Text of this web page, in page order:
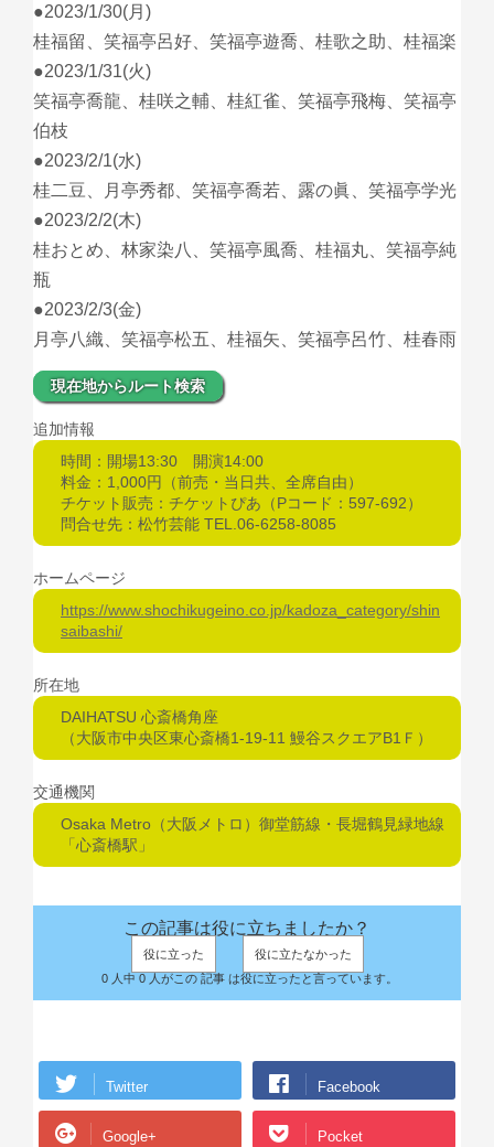
●2023/1/30(月)
桂福留、笑福亭呂好、笑福亭遊喬、桂歌之助、桂福楽
●2023/1/31(火)
笑福亭喬龍、桂咲之輔、桂紅雀、笑福亭飛梅、笑福亭
伯枝
●2023/2/1(水)
桂二豆、月亭秀都、笑福亭喬若、露の眞、笑福亭学光
●2023/2/2(木)
桂おとめ、林家染八、笑福亭風喬、桂福丸、笑福亭純
瓶
●2023/2/3(金)
月亭八織、笑福亭松五、桂福矢、笑福亭呂竹、桂春雨
現在地からルート検索
追加情報
時間：開場13:30 開演14:00
料金：1,000円（前売・当日共、全席自由）
チケット販売：チケットぴあ（Pコード：597-692）
問合せ先：松竹芸能 TEL.06-6258-8085
ホームページ
https://www.shochikugeino.co.jp/kadoza_category/shin
saibashi/
所在地
DAIHATSU 心斎橋角座
（大阪市中央区東心斎橋1-19-11 鰻谷スクエアB1Ｆ）
交通機関
Osaka Metro（大阪メトロ）御堂筋線・長堀鶴見緑地線
「心斎橋駅」
この記事は役に立ちましたか？
役に立った
役に立たなかった
0 人中 0 人がこの 記事 は役に立ったと言っています。
Twitter Facebook
Google+ Pocket